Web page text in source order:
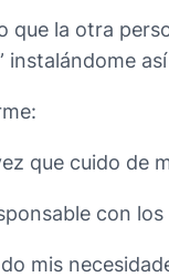
que la otra
instalándome
que cuido de
con
mis